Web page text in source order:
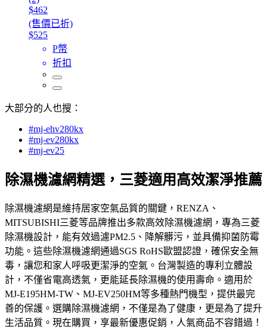
$462
(售價已折)
$525
P幣
折扣
大部分的人也搜：
#mj-ehv280kx
#mj-ev280kx
#mj-ev25
除濕機濾網精選，三菱適用高效潔淨推薦
除濕機濾網是維持居家空氣品質的關鍵，RENZA、
MITSUBISHI三菱等品牌推出多款高效除濕機濾網，專為三菱
除濕機設計，能有效過濾PM2.5、降解髒污，並具備抑菌防霉
功能。這些除濕機濾網通過SGS RoHS歐盟認證，確保安全無
毒，讓您和家人呼吸更潔淨的空氣。台灣製造的專利立體設
計，不僅省電高透氣，更能延長除濕機的使用壽命。適用於
MJ-E195HM-TW、MJ-EV250HM等多種熱門機型，提供最完
善的保護。選購除濕機濾網，不僅是為了健康，更是為了提升
生活品質。現在購買，享最新優惠促銷，人氣商品不容錯過！